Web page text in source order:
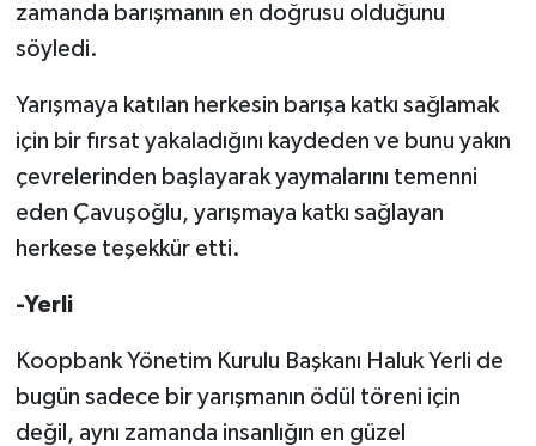
zamanda barışmanın en doğrusu olduğunu
söyledi.
Yarışmaya katılan herkesin barışa katkı sağlamak
için bir fırsat yakaladığını kaydeden ve bunu yakın
çevrelerinden başlayarak yaymalarını temenni
eden Çavuşoğlu, yarışmaya katkı sağlayan
herkese teşekkür etti.
-Yerli
Koopbank Yönetim Kurulu Başkanı Haluk Yerli de
bugün sadece bir yarışmanın ödül töreni için
değil, aynı zamanda insanlığın en güzel